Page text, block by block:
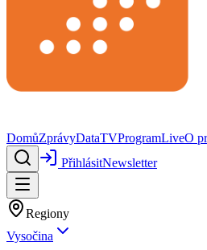
DomůZprávyDataTVProgramLiveO
PřihlásitNewsletter
Regiony
Vysočina